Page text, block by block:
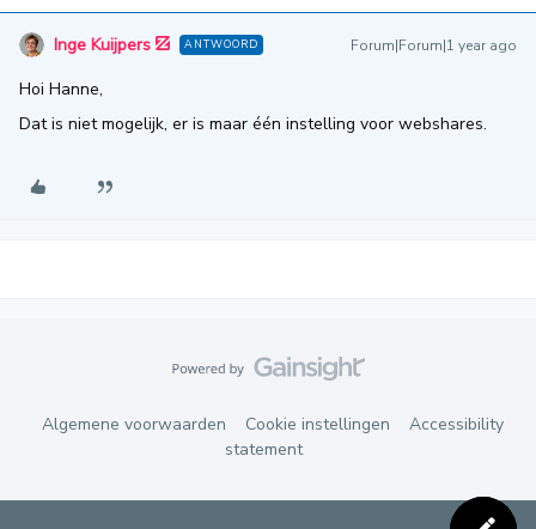
Inge Kuijpers ANTWOORD Forum|Forum|1 year ago
Hoi Hanne,
Dat is niet mogelijk, er is maar één instelling voor webshares.
Algemene voorwaarden Cookie instellingen
Accessibility
statement